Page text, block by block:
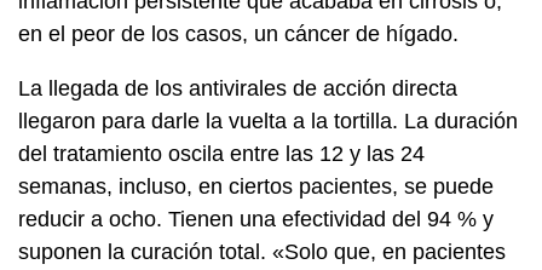
en el peor de los casos, un cáncer de hígado.
La llegada de los antivirales de acción directa
llegaron para darle la vuelta a la tortilla. La duración
del tratamiento oscila entre las 12 y las 24
semanas, incluso, en ciertos pacientes, se puede
reducir a ocho. Tienen una efectividad del 94 % y
suponen la curación total. «Solo que, en pacientes